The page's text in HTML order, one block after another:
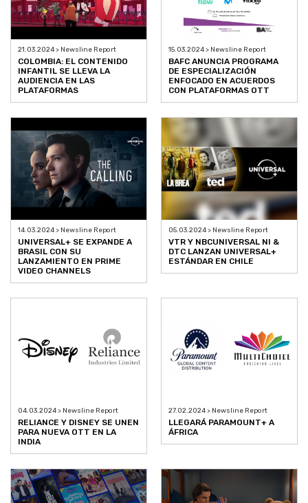
21.03.2024 > Newsline Report
COLOMBIA: EL CONTENIDO
INFANTIL SE LLEVA LA
AUDIENCIA EN LAS
PLATAFORMAS
15.03.2024 > Newsline Report
BAFC ANUNCIA PROGRAMA
DE ESPECIALIZACIÓN
ENFOCADO EN ACUERDOS
CON PLATAFORMAS OTT
14.03.2024 > Newsline Report
UNIVERSAL+ SE EXPANDE A
BRASIL CON SU
LANZAMIENTO EN PRIME
VIDEO CHANNELS
05.03.2024 > Newsline Report
VTR Y NBCUNIVERSAL NI &
DTC LANZAN UNIVERSAL+
ESTÁNDAR EN CHILE
04.03.2024 > Newsline Report
RELIANCE Y DISNEY SE UNEN
PARA NUEVA OTT EN LA
INDIA
27.02.2024 > Newsline Report
LLEGARÁ PARAMOUNT+ A
ÁFRICA